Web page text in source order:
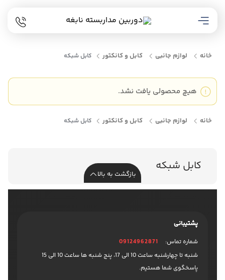
خانه لوازم جانبی کابل و کانکتور کابل شبکه
هیچ محصولی یافت نشد.
خانه لوازم جانبی کابل و کانکتور کابل شبکه
کابل شبکه
بازگشت به بالا
پشتیبانی
شماره تماس:
09124962871
شنبه تا چهارشنبه ساعت 10 الی 17، پنج شنبه ها ساعت 10 الی 15
پاسخگوی شما هستیم.